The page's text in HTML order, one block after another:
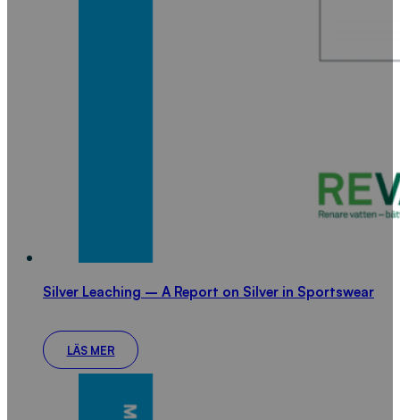
Silver Leaching – A Report on Silver in Sportswear
LÄS MER